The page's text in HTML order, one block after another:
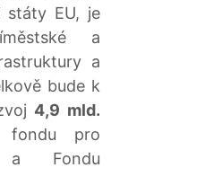
státy EU, je
a
a
bude k
4,9 mld.
fondu pro
a Fondu